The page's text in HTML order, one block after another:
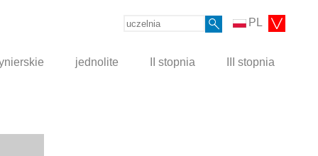
PL
jednolite II stopnia III stopnia